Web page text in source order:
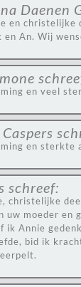
Daenen
en christelijke
en An. Wij
en veel
en sterkte
schreef:
christelijke
uw moeder en
ik Annie
bid ik